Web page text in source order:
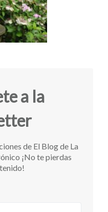
a la
de El Blog de La
¡No te pierdas